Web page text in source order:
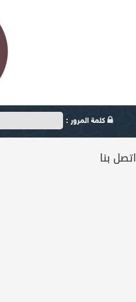
كلمة المرور :
اتصل بنا